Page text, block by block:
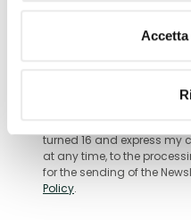
experience shared
I AGREE TO RECEIVE THE
turned 16 and express my
at any time, to the
for the sending of the
Policy.